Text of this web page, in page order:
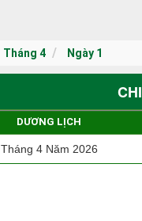
Tháng 4 Ngày 1
DƯƠNG LỊCH
Tháng 4 Năm 2026